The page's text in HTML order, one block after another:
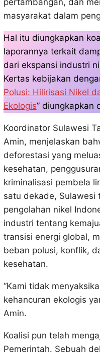
pertambangan, dan
masyarakat dalam
Hal itu diungkapkan
laporannya terkait
dari ekspansi industri
Kertas kebijakan
Polusi: Hilirisasi Nikel
Ekologis” diungkapkan
Koordinator Sulawesi
Amin, menjelaskan
deforestasi yang
kesehatan,
kriminalisasi pembela
satu dekade, Sulawesi
pengolahan nikel
industri tentang
transisi energi global,
beban polusi, konflik,
kesehatan.
“Kami tidak
kehancuran ekologis
Amin.
Koalisi pun telah
Pemerintah. Sebuah